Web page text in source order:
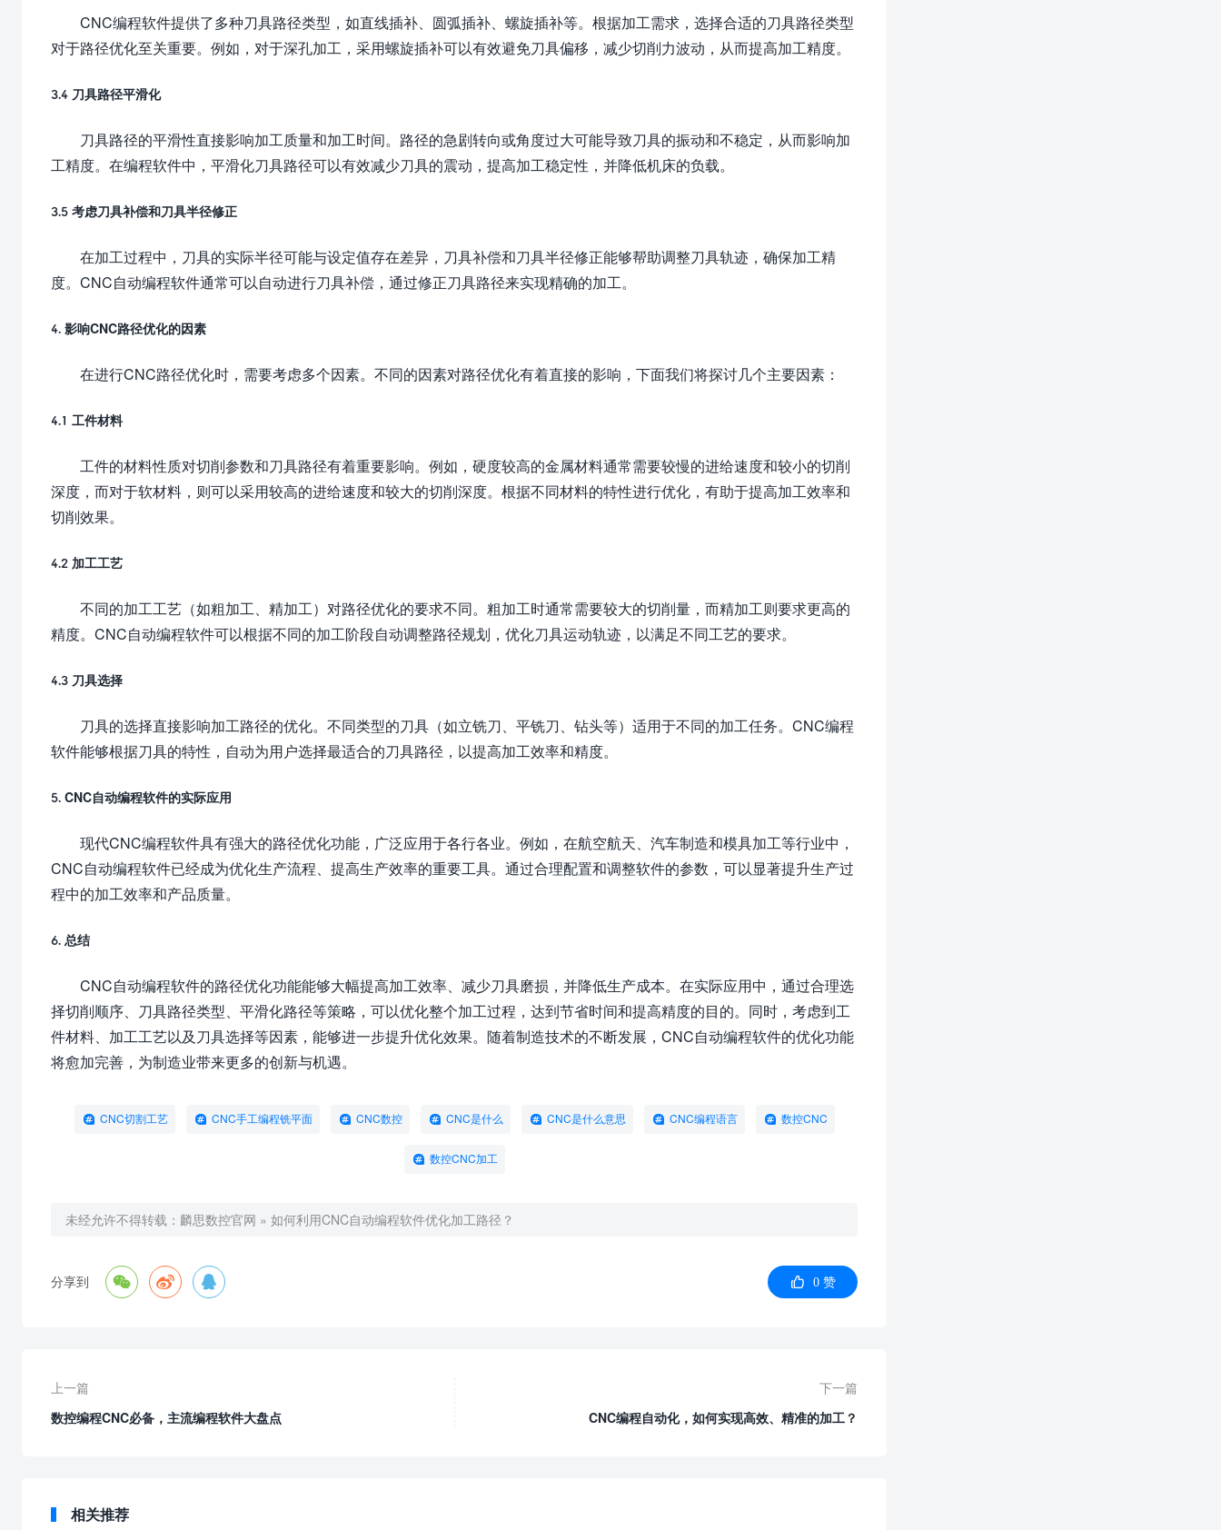
CNC编程软件提供了多种刀具路径类型，如直线插补、圆弧插补、螺旋插补等。根据加工需求，选择合适的刀具路径类型
对于路径优化至关重要。例如，对于深孔加工，采用螺旋插补可以有效避免刀具偏移，减少切削力波动，从而提高加工精度。
3.4 刀具路径平滑化
刀具路径的平滑性直接影响加工质量和加工时间。路径的急剧转向或角度过大可能导致刀具的振动和不稳定，从而影响加
工精度。在编程软件中，平滑化刀具路径可以有效减少刀具的震动，提高加工稳定性，并降低机床的负载。
3.5 考虑刀具补偿和刀具半径修正
在加工过程中，刀具的实际半径可能与设定值存在差异，刀具补偿和刀具半径修正能够帮助调整刀具轨迹，确保加工精
度。CNC自动编程软件通常可以自动进行刀具补偿，通过修正刀具路径来实现精确的加工。
4. 影响CNC路径优化的因素
在进行CNC路径优化时，需要考虑多个因素。不同的因素对路径优化有着直接的影响，下面我们将探讨几个主要因素：
4.1 工件材料
工件的材料性质对切削参数和刀具路径有着重要影响。例如，硬度较高的金属材料通常需要较慢的进给速度和较小的切削
深度，而对于软材料，则可以采用较高的进给速度和较大的切削深度。根据不同材料的特性进行优化，有助于提高加工效率和
切削效果。
4.2 加工工艺
不同的加工工艺（如粗加工、精加工）对路径优化的要求不同。粗加工时通常需要较大的切削量，而精加工则要求更高的
精度。CNC自动编程软件可以根据不同的加工阶段自动调整路径规划，优化刀具运动轨迹，以满足不同工艺的要求。
4.3 刀具选择
刀具的选择直接影响加工路径的优化。不同类型的刀具（如立铣刀、平铣刀、钻头等）适用于不同的加工任务。CNC编程
软件能够根据刀具的特性，自动为用户选择最适合的刀具路径，以提高加工效率和精度。
5. CNC自动编程软件的实际应用
现代CNC编程软件具有强大的路径优化功能，广泛应用于各行各业。例如，在航空航天、汽车制造和模具加工等行业中，
CNC自动编程软件已经成为优化生产流程、提高生产效率的重要工具。通过合理配置和调整软件的参数，可以显著提升生产过
程中的加工效率和产品质量。
6. 总结
CNC自动编程软件的路径优化功能能够大幅提高加工效率、减少刀具磨损，并降低生产成本。在实际应用中，通过合理选
择切削顺序、刀具路径类型、平滑化路径等策略，可以优化整个加工过程，达到节省时间和提高精度的目的。同时，考虑到工
件材料、加工工艺以及刀具选择等因素，能够进一步提升优化效果。随着制造技术的不断发展，CNC自动编程软件的优化功能
将愈加完善，为制造业带来更多的创新与机遇。
CNC切割工艺 CNC手工编程铣平面 CNC数控 CNC是什么 CNC是什么意思 CNC编程语言 数控CNC
数控CNC加工
未经允许不得转载： 麟思数控官网 » 如何利用CNC自动编程软件优化加工路径？
分享到     0 赞
上一篇
数控编程CNC必备，主流编程软件大盘点
下一篇
CNC编程自动化，如何实现高效、精准的加工？
相关推荐